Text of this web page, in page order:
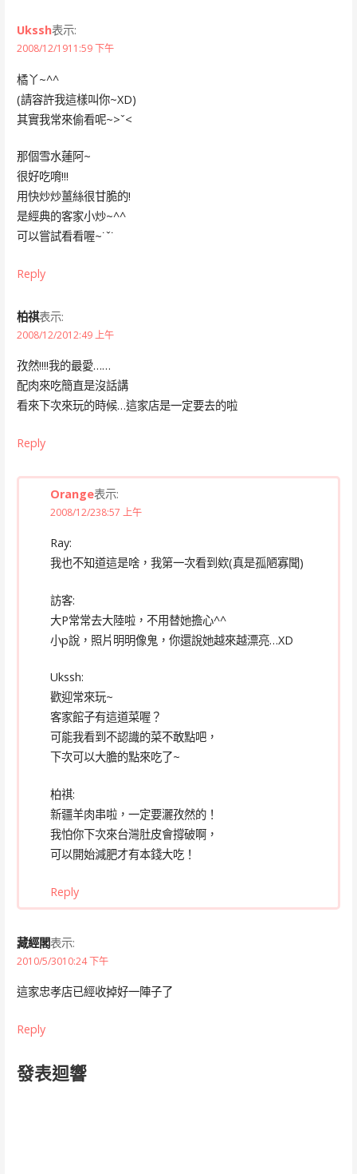
Ukssh表示:
2008/12/1911:59 下午
橘丫~^^
(請容許我這樣叫你~XD)
其實我常來偷看呢~>ˇ<
那個雪水蓮阿~
很好吃唷!!!
用快炒炒薑絲很甘脆的!
是經典的客家小炒~^^
可以嘗試看看喔~˙ˇ˙
Reply
柏祺表示:
2008/12/2012:49 上午
孜然!!!!我的最愛……
配肉來吃簡直是沒話講
看來下次來玩的時候…這家店是一定要去的啦
Reply
Orange表示:
2008/12/238:57 上午
Ray:
我也不知道這是啥，我第一次看到欸(真是孤陋寡聞)
訪客:
大P常常去大陸啦，不用替她擔心^^
小p說，照片明明像鬼，你還說她越來越漂亮…XD
Ukssh:
歡迎常來玩~
客家館子有這道菜喔？
可能我看到不認識的菜不敢點吧，
下次可以大膽的點來吃了~
柏祺:
新疆羊肉串啦，一定要灑孜然的！
我怕你下次來台灣肚皮會撐破啊，
可以開始減肥才有本錢大吃！
Reply
藏經閣表示:
2010/5/3010:24 下午
這家忠孝店已經收掉好一陣子了
Reply
發表迴響